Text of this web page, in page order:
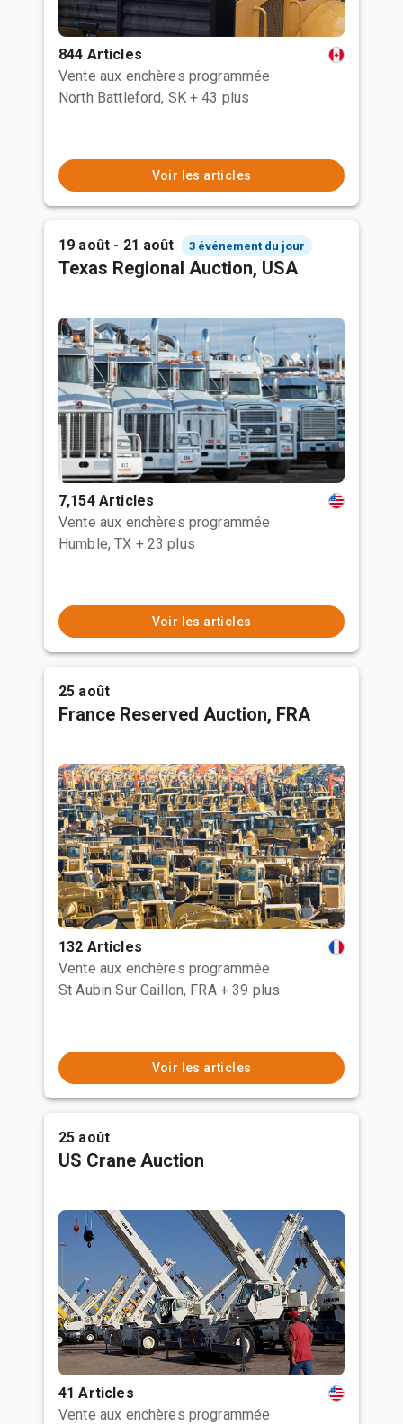
844 Articles
Vente aux enchères programmée
North Battleford, SK + 43 plus
Voir les articles
19 août - 21 août 3 événement du jour
Texas Regional Auction, USA
7,154 Articles
Vente aux enchères programmée
Humble, TX + 23 plus
Voir les articles
25 août
France Reserved Auction, FRA
132 Articles
Vente aux enchères programmée
St Aubin Sur Gaillon, FRA + 39 plus
Voir les articles
25 août
US Crane Auction
41 Articles
Vente aux enchères programmée